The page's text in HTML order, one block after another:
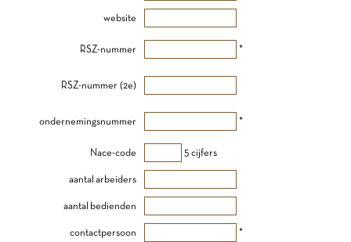
website
RSZ-nummer *
RSZ-nummer (2e)
ondernemingsnummer *
Nace-code 5 cijfers
aantal arbeiders
aantal bedienden
contactpersoon *